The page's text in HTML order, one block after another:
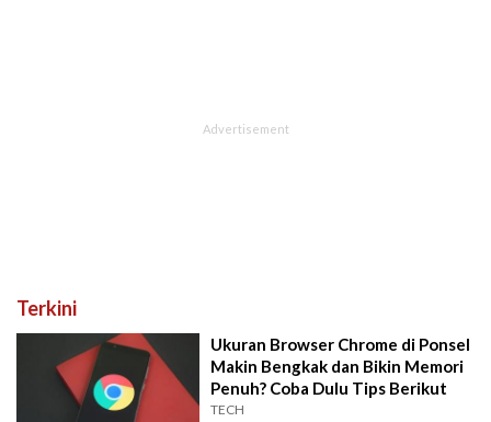
Terkini
Ukuran Browser Chrome di Ponsel
Makin Bengkak dan Bikin Memori
Penuh? Coba Dulu Tips Berikut
TECH